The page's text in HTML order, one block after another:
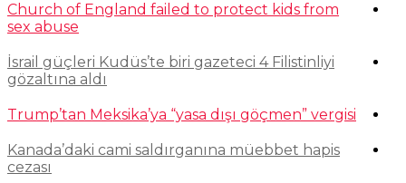
Church of England failed to protect kids from
sex abuse
İsrail güçleri Kudüs’te biri gazeteci 4 Filistinliyi
gözaltına aldı
Trump’tan Meksika’ya “yasa dışı göçmen” vergisi
Kanada’daki cami saldırganına müebbet hapis
cezası